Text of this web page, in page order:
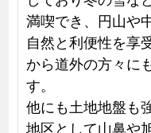
満喫でき、円山や
自然と利便性を享
から道外の方々に
す。
他にも土地地盤も
地区として山鼻や